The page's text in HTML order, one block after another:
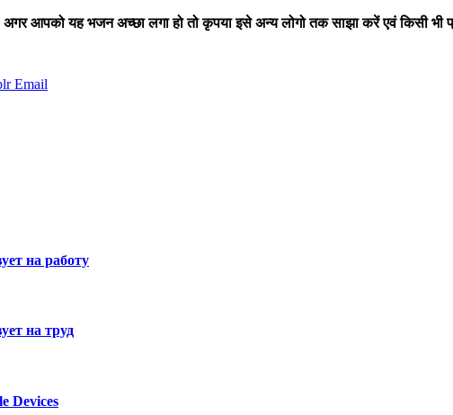
अगर आपको यह भजन अच्छा लगा हो तो कृपया इसे अन्य लोगो तक साझा करें एवं किसी
Email
на работу
на труд
Devices